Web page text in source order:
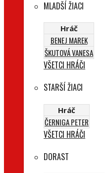
MLADŠÍ ŽIACI
Hráč
BENEJ MAREK
ŠKUTOVÁ VANESA
VŠETCI HRÁČI
STARŠÍ ŽIACI
Hráč
ČERNIGA PETER
VŠETCI HRÁČI
DORAST